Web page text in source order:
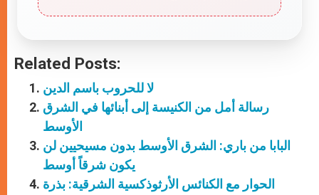
Related Posts:
لا للحروب باسم الدين
رسالة أمل من الكنيسة إلى أبنائها في الشرق
الأوسط
البابا من باري: الشرق الأوسط بدون مسيحيين لن
يكون شرقاً أوسط
الحوار مع الكنائس الأرثوذكسية الشرقية: بذرة